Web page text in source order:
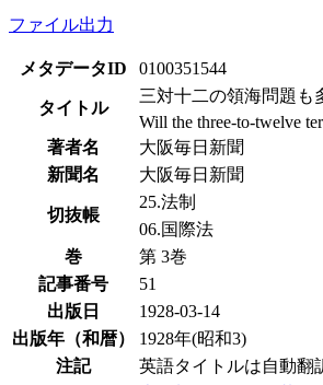
ファイル出力
メタデータID 0100351544
タイトル
三対十二の領海問題も
Will the three-to-twelve
著者名
大阪毎日新聞
新聞名
大阪毎日新聞
切抜帳
25.法制
06.国際法
巻
第 3巻
記事番号
51
出版日
1928-03-14
出版年（和暦）
1928年(昭和3)
注記
英語タイトルは自動翻